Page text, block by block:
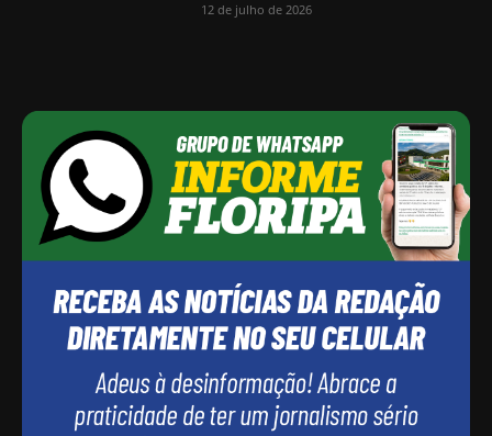
12 de julho de 2026